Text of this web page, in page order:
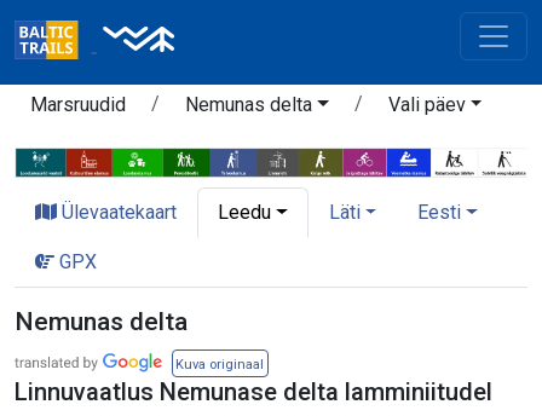
Marsruudid Nemunas delta Vali päev
Ülevaatekaart Leedu Läti Eesti
GPX
Nemunas delta
Kuva originaal
Linnuvaatlus Nemunase delta lamminiitudel